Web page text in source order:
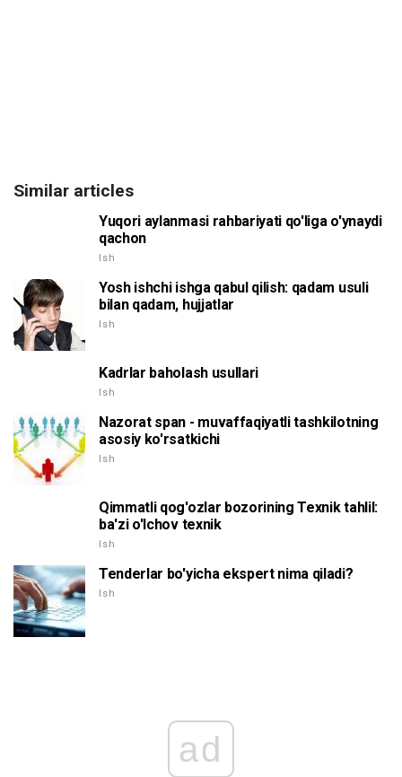
Similar articles
Yuqori aylanmasi rahbariyati qo'liga o'ynaydi
qachon
Ish
Yosh ishchi ishga qabul qilish: qadam usuli
bilan qadam, hujjatlar
Ish
Kadrlar baholash usullari
Ish
Nazorat span - muvaffaqiyatli tashkilotning
asosiy ko'rsatkichi
Ish
Qimmatli qog'ozlar bozorining Texnik tahlil:
ba'zi o'lchov texnik
Ish
Tenderlar bo'yicha ekspert nima qiladi?
Ish
ad